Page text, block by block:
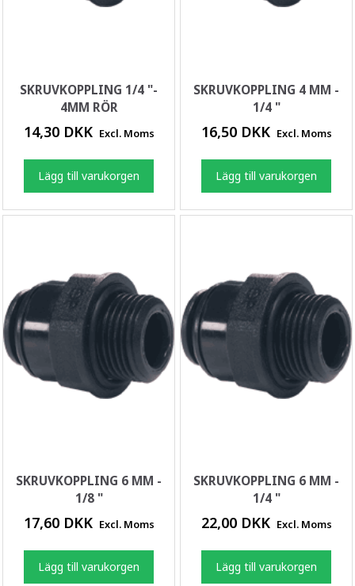
SKRUVKOPPLING 1/4 "-
4MM RÖR
14,30 DKK Excl. Moms
Lägg till varukorgen
SKRUVKOPPLING 4 MM -
1/4 "
16,50 DKK Excl. Moms
Lägg till varukorgen
SKRUVKOPPLING 6 MM -
1/8 "
17,60 DKK Excl. Moms
Lägg till varukorgen
SKRUVKOPPLING 6 MM -
1/4 "
22,00 DKK Excl. Moms
Lägg till varukorgen